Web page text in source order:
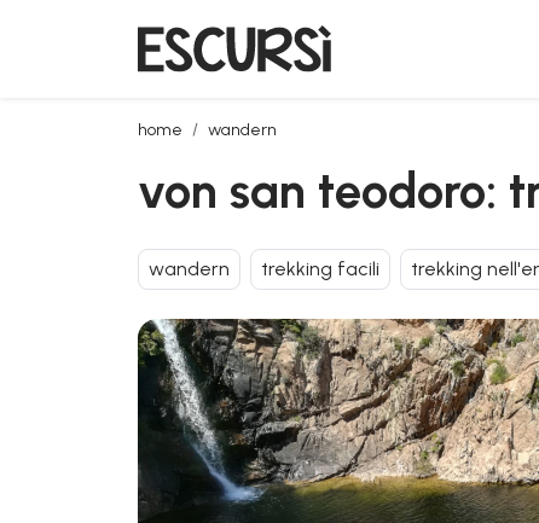
home wandern
von san teodoro: trekking zum rio pitrisconi
von san teodoro:
wandern trekking facili trekking